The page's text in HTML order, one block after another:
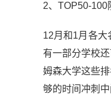
2、TOP50-100
12月和1月各大
有一部分学校
姆森大学这些
够的时间冲刺中